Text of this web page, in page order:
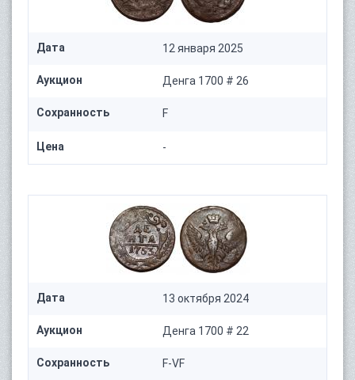
Дата 12 января 2025
Аукцион Денга 1700 # 26
Сохранность F
Цена -
Дата 13 октября 2024
Аукцион Денга 1700 # 22
Сохранность F-VF